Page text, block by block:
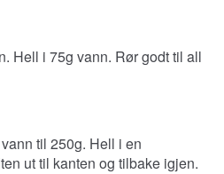
Hell i 75g vann. Rør godt til all
til 250g. Hell i en
ut til kanten og tilbake igjen.